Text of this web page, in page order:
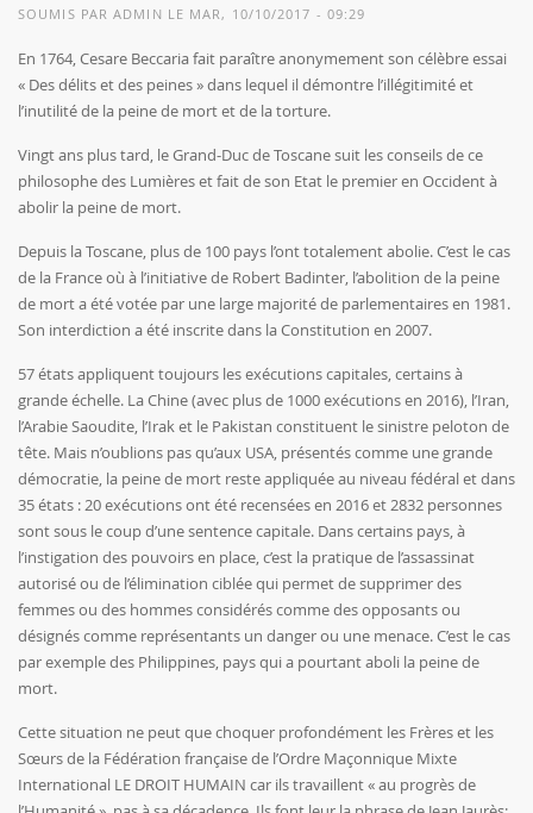
SOUMIS PARADMIN LE MAR, 10/10/2017 - 09:29
En 1764, Cesare Beccaria fait paraître anonymement son célèbre essai
« Des délits et des peines » dans lequel il démontre l’illégitimité et
l’inutilité de la peine de mort et de la torture.
Vingt ans plus tard, le Grand-Duc de Toscane suit les conseils de ce
philosophe des Lumières et fait de son Etat le premier en Occident à
abolir la peine de mort.
Depuis la Toscane, plus de 100 pays l’ont totalement abolie. C’est le cas
de la France où à l’initiative de Robert Badinter, l’abolition de la peine
de mort a été votée par une large majorité de parlementaires en 1981.
Son interdiction a été inscrite dans la Constitution en 2007.
57 états appliquent toujours les exécutions capitales, certains à
grande échelle. La Chine (avec plus de 1000 exécutions en 2016), l’Iran,
l’Arabie Saoudite, l’Irak et le Pakistan constituent le sinistre peloton de
tête. Mais n’oublions pas qu’aux USA, présentés comme une grande
démocratie, la peine de mort reste appliquée au niveau fédéral et dans
35 états : 20 exécutions ont été recensées en 2016 et 2832 personnes
sont sous le coup d’une sentence capitale. Dans certains pays, à
l’instigation des pouvoirs en place, c’est la pratique de l’assassinat
autorisé ou de l’élimination ciblée qui permet de supprimer des
femmes ou des hommes considérés comme des opposants ou
désignés comme représentants un danger ou une menace. C’est le cas
par exemple des Philippines, pays qui a pourtant aboli la peine de
mort.
Cette situation ne peut que choquer profondément les Frères et les
Sœurs de la Fédération française de l’Ordre Maçonnique Mixte
International LE DROIT HUMAIN car ils travaillent « au progrès de